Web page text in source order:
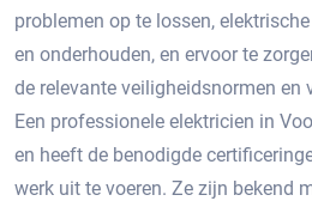
problemen op te lossen,
en onderhouden, en ervoor te
de relevante veiligheidsnormen en
Een professionele elektricien in
en heeft de benodigde
werk uit te voeren.​ Ze zijn bekend